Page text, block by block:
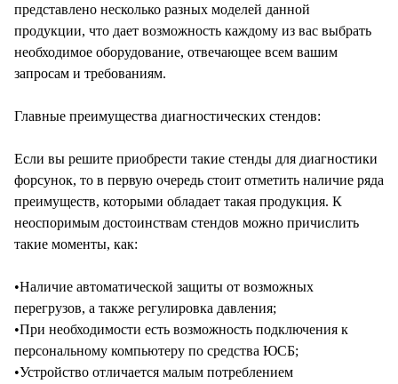
представлено несколько разных моделей данной
продукции, что дает возможность каждому из вас выбрать
необходимое оборудование, отвечающее всем вашим
запросам и требованиям.
Главные преимущества диагностических стендов:
Если вы решите приобрести такие стенды для диагностики
форсунок, то в первую очередь стоит отметить наличие ряда
преимуществ, которыми обладает такая продукция. К
неоспоримым достоинствам стендов можно причислить
такие моменты, как:
•Наличие автоматической защиты от возможных
перегрузов, а также регулировка давления;
•При необходимости есть возможность подключения к
персональному компьютеру по средства ЮСБ;
•Устройство отличается малым потреблением